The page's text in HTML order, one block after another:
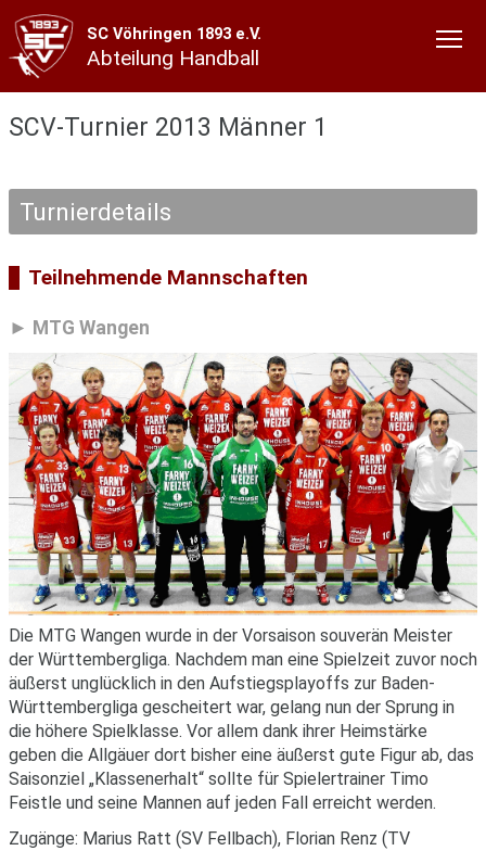
SC Vöhringen 1893 e.V.
Abteilung Handball
SCV-Turnier 2013 Männer 1
Turnierdetails
Teilnehmende Mannschaften
MTG Wangen
Die MTG Wangen wurde in der Vorsaison souverän Meister
der Württembergliga. Nachdem man eine Spielzeit zuvor noch
äußerst unglücklich in den Aufstiegsplayoffs zur Baden-
Württembergliga gescheitert war, gelang nun der Sprung in
die höhere Spielklasse. Vor allem dank ihrer Heimstärke
geben die Allgäuer dort bisher eine äußerst gute Figur ab, das
Saisonziel „Klassenerhalt“ sollte für Spielertrainer Timo
Feistle und seine Mannen auf jeden Fall erreicht werden.
Zugänge: Marius Ratt (SV Fellbach), Florian Renz (TV